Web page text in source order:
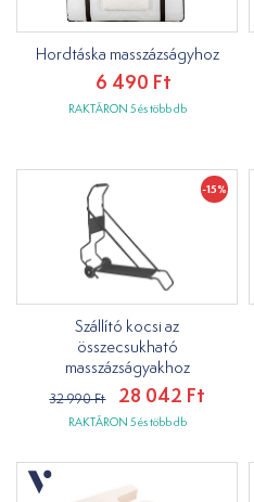
Hordtáska masszázságyhoz
6 490 Ft
RAKTÁRON 5 és több db
-15%
Szállító kocsi az
összecsukható
masszázságyakhoz
32 990 Ft 28 042 Ft
RAKTÁRON 5 és több db